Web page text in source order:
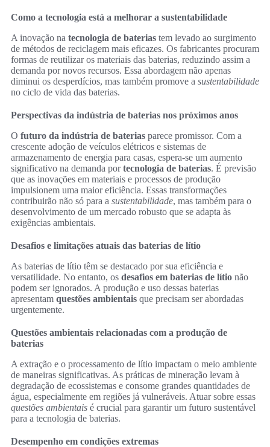
Como a tecnologia está a melhorar a sustentabilidade
A inovação na tecnologia de baterias tem levado ao surgimento
de métodos de reciclagem mais eficazes. Os fabricantes procuram
formas de reutilizar os materiais das baterias, reduzindo assim a
demanda por novos recursos. Essa abordagem não apenas
diminui os desperdícios, mas também promove a sustentabilidade
no ciclo de vida das baterias.
Perspectivas da indústria de baterias nos próximos anos
O futuro da indústria de baterias parece promissor. Com a
crescente adoção de veículos elétricos e sistemas de
armazenamento de energia para casas, espera-se um aumento
significativo na demanda portecnologia de baterias. É previsão
que as inovações em materiais e processos de produção
impulsionem uma maior eficiência. Essas transformações
contribuirão não só para a sustentabilidade, mas também para o
desenvolvimento de um mercado robusto que se adapta às
exigências ambientais.
Desafios e limitações atuais das baterias de lítio
As baterias de lítio têm se destacado por sua eficiência e
versatilidade. No entanto, os desafios em baterias de lítio não
podem ser ignorados. A produção e uso dessas baterias
apresentam questões ambientais que precisam ser abordadas
urgentemente.
Questões ambientais relacionadas com a produção de
baterias
A extração e o processamento de lítio impactam o meio ambiente
de maneiras significativas. As práticas de mineração levam à
degradação de ecossistemas e consome grandes quantidades de
água, especialmente em regiões já vulneráveis. Atuar sobre essas
questões ambientais é crucial para garantir um futuro sustentável
para a tecnologia de baterias.
Desempenho em condições extremas